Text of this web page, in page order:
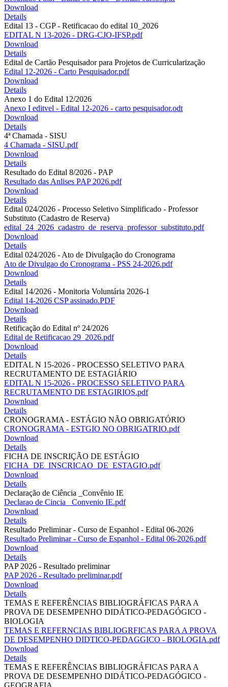
Download
Details
Edital 13 - CGP - Retificacao do edital 10_2026
EDITAL N 13-2026 - DRG-CJO-IFSP.pdf
Download
Details
Edital de Cartão Pesquisador para Projetos de Curricularização
Edital 12-2026 - Carto Pesquisador.pdf
Download
Details
Anexo 1 do Edital 12/2026
Anexo I editvel - Edital 12-2026 - carto pesquisador.odt
Download
Details
4ª Chamada - SISU
4 Chamada - SISU.pdf
Download
Details
Resultado do Edital 8/2026 - PAP
Resultado das Anlises PAP 2026.pdf
Download
Details
Edital 024/2026 - Processo Seletivo Simplificado - Professor
Substituto (Cadastro de Reserva)
edital_24_2026_cadastro_de_reserva_professor_substituto.pdf
Download
Details
Edital 024/2026 - Ato de Divulgação do Cronograma
Ato de Divulgao do Cronograma - PSS 24-2026.pdf
Download
Details
Edital 14/2026 - Monitoria Voluntária 2026-1
Edital 14-2026 CSP assinado.PDF
Download
Details
Retificação do Edital nº 24/2026
Edital de Retificacao 29_2026.pdf
Download
Details
EDITAL N 15-2026 - PROCESSO SELETIVO PARA
RECRUTAMENTO DE ESTAGIÁRIO
EDITAL N 15-2026 - PROCESSO SELETIVO PARA
RECRUTAMENTO DE ESTAGIRIOS.pdf
Download
Details
CRONOGRAMA - ESTÁGIO NÃO OBRIGATÓRIO
CRONOGRAMA - ESTGIO NO OBRIGATRIO.pdf
Download
Details
FICHA DE INSCRIÇÃO DE ESTÁGIO
FICHA_DE_INSCRICAO_DE_ESTAGIO.pdf
Download
Details
Declaração de Ciência _Convênio IE
Declarao de Cincia _Convenio IE.pdf
Download
Details
Resultado Preliminar - Curso de Espanhol - Edital 06-2026
Resultado Preliminar - Curso de Espanhol - Edital 06-2026.pdf
Download
Details
PAP 2026 - Resultado preliminar
PAP 2026 - Resultado preliminar.pdf
Download
Details
TEMAS E REFERÊNCIAS BIBLIOGRÁFICAS PARA A
PROVA DE DESEMPENHO DIDÁTICO-PEDAGÓGICO -
BIOLOGIA
TEMAS E REFERNCIAS BIBLIOGRFICAS PARA A PROVA
DE DESEMPENHO DIDTICO-PEDAGGICO - BIOLOGIA.pdf
Download
Details
TEMAS E REFERÊNCIAS BIBLIOGRÁFICAS PARA A
PROVA DE DESEMPENHO DIDÁTICO-PEDAGÓGICO -
GEOGRAFIA